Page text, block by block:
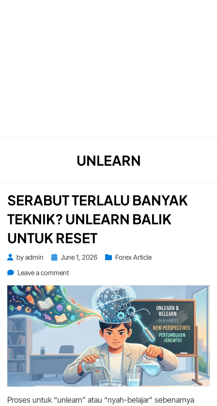
TAG
:
UNLEARN
SERABUT TERLALU BANYAK
TEKNIK? UNLEARN BALIK
UNTUK RESET
byadmin
PostedJune 1, 2026
Forex Article
Leave a commenton
Banyak
Teknik?
Unlearn
Untuk
Reset
Proses untuk “unlearn” atau “nyah-belajar” sebenarnya